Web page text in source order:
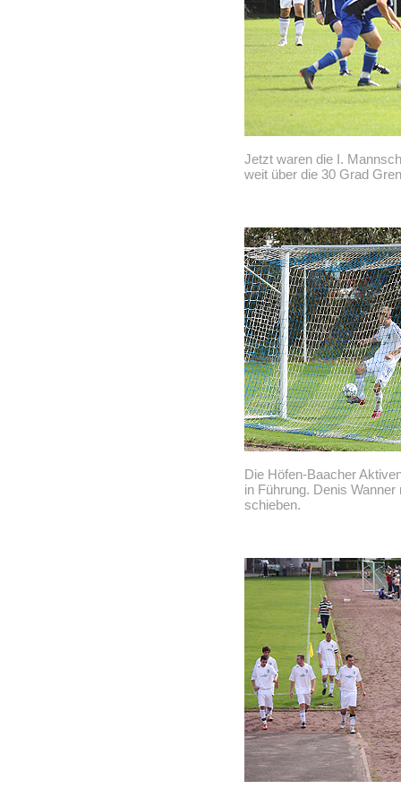
Jetzt waren die I.
weit über die 30 Grad
Die Höfen-Baacher
in Führung. Denis
schieben.